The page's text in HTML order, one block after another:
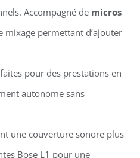
Accompagné de micros
permettant d’ajouter
pour des prestations en
autonome sans
une couverture sonore plus
Bose L1 pour une